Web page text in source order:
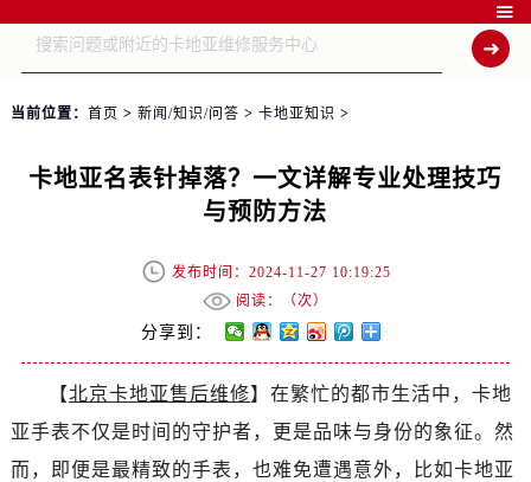

当前位置： 首页 > 新闻/知识/问答 > 卡地亚知识 >
卡地亚名表针掉落？一文详解专业处理技巧
与预防方法
发布时间：2024-11-27 10:19:25
阅读：（次）
分享到：
【北京卡地亚售后维修】在繁忙的都市生活中，卡地
亚手表不仅是时间的守护者，更是品味与身份的象征。然
而，即便是最精致的手表，也难免遭遇意外，比如卡地亚